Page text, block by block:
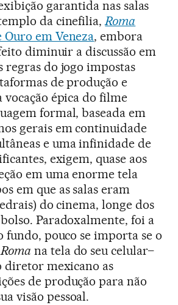
garantida nas salas
da cinefilia,Roma
Ouro em Veneza, embora
diminuir a discussão em
regras do jogo impostas
de produção e
vocação épica do filme
formal, baseada em
gerais em continuidade
e uma infinidade de
exigem, quase aos
em uma enorme tela
em que as salas eram
do cinema, longe dos
Paradoxalmente, foi a
fundo, pouco se importa se o
Roma na tela do seu celular–
diretor mexicano as
de produção para não
visão pessoal.